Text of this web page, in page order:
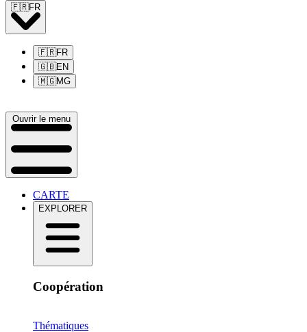
🇫🇷FR
🇫🇷FR
🇬🇧EN
🇲🇬MG
Ouvrir le menu
CARTE
EXPLORER
Coopération
Thématiques